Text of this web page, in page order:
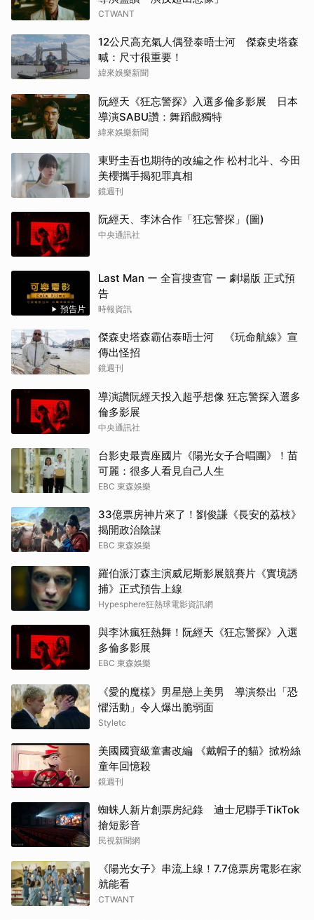
CTWANT
12公尺高充氣人偶登泰晤士河 傑森史塔森
喊：尺寸很重要！
緯來娛樂新聞
阮經天《狂忘警探》入選多倫多影展 日本
導演SABU讚：舞蹈戲獨特
緯來娛樂新聞
東野圭吾也期待的改編之作 松村北斗、今田
美櫻攜手揭犯罪真相
鏡週刊
阮經天、李沐合作「狂忘警探」(圖)
中央通訊社
預告片
Last Man ー 全盲搜查官 ー 劇場版 正式預
告
時報資訊
傑森史塔森霸佔泰晤士河 《玩命航線》宣
傳出怪招
鏡週刊
導演讚阮經天投入超乎想像 狂忘警探入選多
倫多影展
中央通訊社
台影史最賣座國片《陽光女子合唱團》！苗
可麗：很多人看見自己人生
EBC 東森娛樂
33億票房神片來了！劉俊謙《長安的荔枝》
揭開政治陰謀
EBC 東森娛樂
羅伯派汀森主演威尼斯影展競賽片《實境誘
捕》正式預告上線
Hypesphere狂熱球電影資訊網
與李沐瘋狂熱舞！阮經天《狂忘警探》入選
多倫多影展
EBC 東森娛樂
《愛的魔樣》男星戀上美男 導演祭出「恐
懼活動」令人爆出脆弱面
Styletc
美國國寶級童書改編 《戴帽子的貓》掀粉絲
童年回憶殺
鏡週刊
蜘蛛人新片創票房紀錄 迪士尼聯手TikTok
搶短影音
民視新聞網
《陽光女子》串流上線！7.7億票房電影在家
就能看
CTWANT